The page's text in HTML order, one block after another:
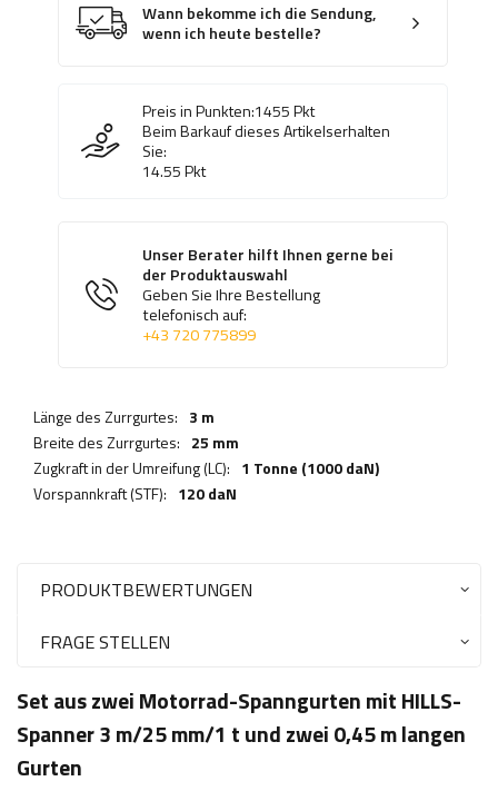
Wann bekomme ich die Sendung,
wenn ich heute bestelle?
Preis in Punkten:1455Pkt
Beim Barkauf dieses Artikelserhalten
Sie:
14.55Pkt
Unser Berater hilft Ihnen gerne bei
der Produktauswahl
Geben Sie Ihre Bestellung
telefonisch auf:
+43 720 775899
Länge des Zurrgurtes: 3 m
Breite des Zurrgurtes: 25 mm
Zugkraft in der Umreifung (LC): 1 Tonne (1000 daN)
Vorspannkraft (STF): 120 daN
PRODUKTBEWERTUNGEN
FRAGE STELLEN
Set aus zwei Motorrad-Spanngurten mit HILLS-
Spanner 3 m/25 mm/1 t und zwei 0,45 m langen
Gurten